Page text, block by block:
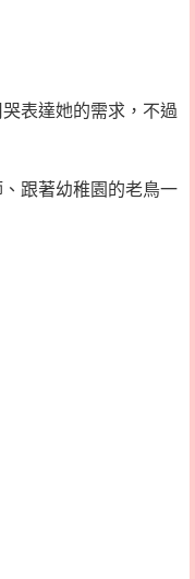
表達她的需求，不過
跟著幼稚園的老鳥一